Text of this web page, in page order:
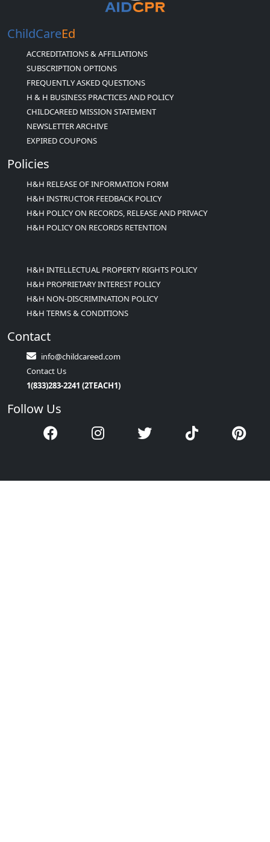
ChildCareEd
ACCREDITATIONS & AFFILIATIONS
SUBSCRIPTION OPTIONS
FREQUENTLY ASKED QUESTIONS
H & H BUSINESS PRACTICES AND POLICY
CHILDCAREED MISSION STATEMENT
NEWSLETTER ARCHIVE
EXPIRED COUPONS
Policies
H&H RELEASE OF INFORMATION FORM
H&H INSTRUCTOR FEEDBACK POLICY
H&H POLICY ON RECORDS, RELEASE AND PRIVACY
H&H POLICY ON RECORDS RETENTION
H&H INTELLECTUAL PROPERTY RIGHTS POLICY
H&H PROPRIETARY INTEREST POLICY
H&H NON-DISCRIMINATION POLICY
H&H TERMS & CONDITIONS
Contact
info@childcareed.com
Contact Us
1(833)283-2241 (2TEACH1)
Follow Us